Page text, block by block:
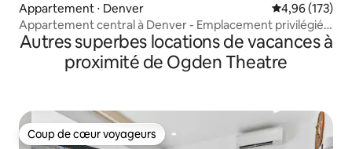
Appartement ⋅ Denver Évaluation
4,96 (173)
Appartement central à Denver - Emplacement privilégié -
Uptown
Autres superbes locations de vacances à
proximité de Ogden Theatre
Coup de cœur voyageurs
Coup de cœur voyageurs